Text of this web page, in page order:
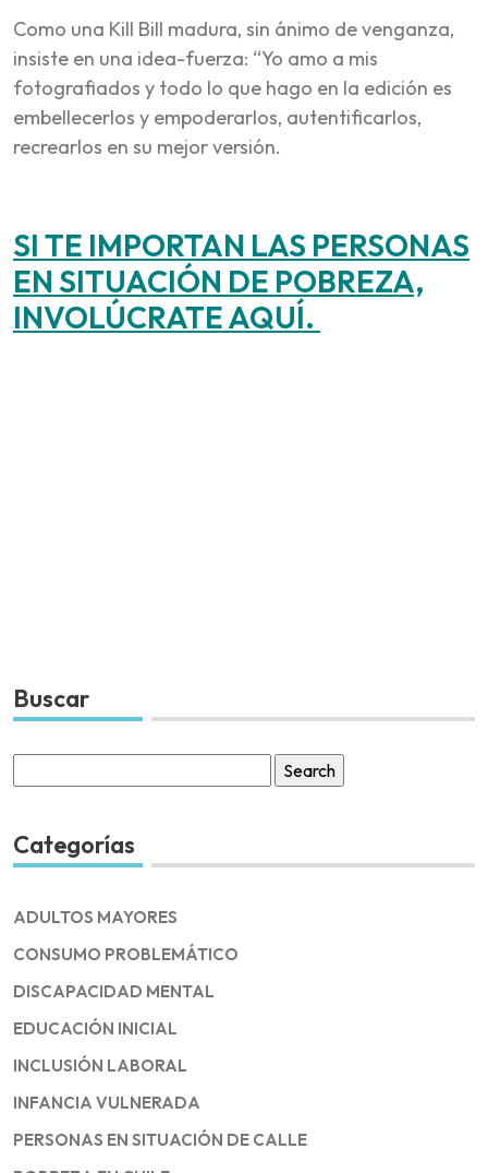
Como una Kill Bill madura, sin ánimo de venganza,
insiste en una idea-fuerza: “Yo amo a mis
fotografiados y todo lo que hago en la edición es
embellecerlos y empoderarlos, autentificarlos,
recrearlos en su mejor versión.
SI TE IMPORTAN LAS PERSONAS
EN SITUACIÓN DE POBREZA,
INVOLÚCRATE AQUÍ.
Buscar
for:
Categorías
ADULTOS MAYORES
CONSUMO PROBLEMÁTICO
DISCAPACIDAD MENTAL
EDUCACIÓN INICIAL
INCLUSIÓN LABORAL
INFANCIA VULNERADA
PERSONAS EN SITUACIÓN DE CALLE